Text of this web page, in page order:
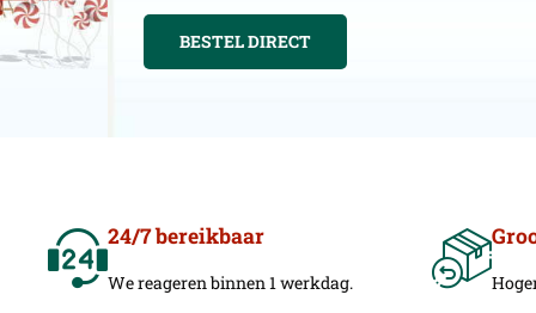
BESTEL DIRECT
24/7 bereikbaar
We reageren binnen 1 werkdag.